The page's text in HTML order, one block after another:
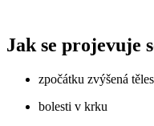
Jak se projevuje
zpočátku zvýšená
bolesti v krku